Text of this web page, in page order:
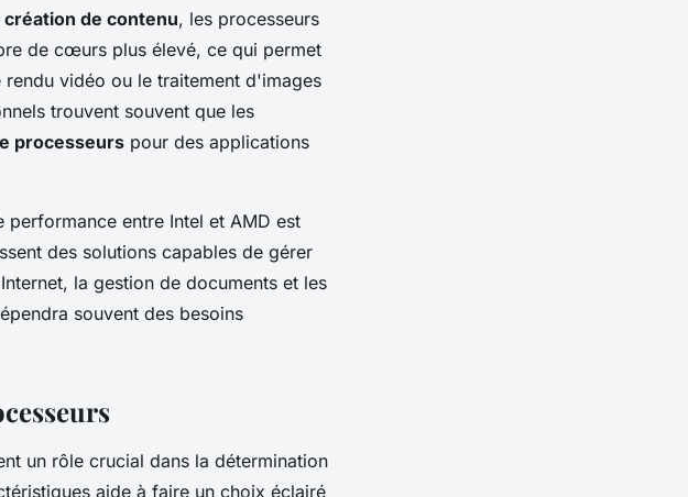
de contenu, les processeurs
de cœurs plus élevé, ce qui permet
vidéo ou le traitement d'images
trouvent souvent que les
processeurs pour des applications
performance entre Intel et AMD est
des solutions capables de gérer
la gestion de documents et les
souvent des besoins
un rôle crucial dans la détermination
aide à faire un choix éclairé